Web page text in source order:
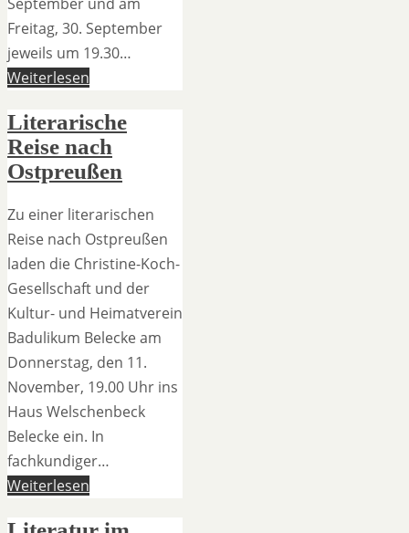
Freitag, 30. September
jeweils um 19.30…
Weiterlesen
Literarische
Reise nach
Ostpreußen
Zu einer literarischen
Reise nach Ostpreußen
laden die Christine-Koch-
Gesellschaft und der
Kultur- und Heimatverein
Badulikum Belecke am
Donnerstag, den 11.
November, 19.00 Uhr ins
Haus Welschenbeck
Belecke ein. In
fachkundiger…
Weiterlesen